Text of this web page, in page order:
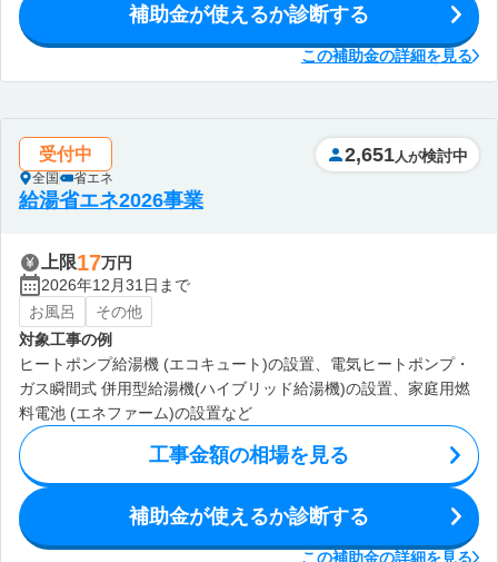
補助金が使えるか診断する
この補助金の詳細を見る
受付中
全国 省エネ
2,651 人が検討中
給湯省エネ2026事業
上限17万円
2026年12月31日まで
お風呂
その他
対象工事の例
ヒートポンプ給湯機 (エコキュート)の設置、電気ヒートポンプ・
ガス瞬間式 併用型給湯機(ハイブリッド給湯機)の設置、家庭用燃
料電池 (エネファーム)の設置など
工事金額の相場を見る
補助金が使えるか診断する
この補助金の詳細を見る